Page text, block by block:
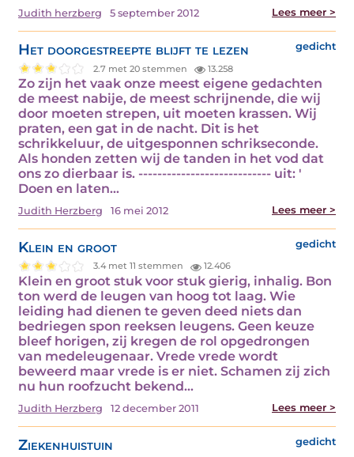
Judith herzberg 5 september 2012 Lees meer >
Het doorgestreepte blijft te lezen gedicht
2.7 met 20 stemmen 13.258
Zo zijn het vaak onze meest eigene gedachten
de meest nabije, de meest schrijnende, die wij
door moeten strepen, uit moeten krassen. Wij
praten, een gat in de nacht. Dit is het
schrikkeluur, de uitgesponnen schrikseconde.
Als honden zetten wij de tanden in het vod dat
ons zo dierbaar is. ---------------------------- uit: '
Doen en laten…
Judith Herzberg 16 mei 2012 Lees meer >
Klein en groot gedicht
3.4 met 11 stemmen 12.406
Klein en groot stuk voor stuk gierig, inhalig. Bon
ton werd de leugen van hoog tot laag. Wie
leiding had dienen te geven deed niets dan
bedriegen spon reeksen leugens. Geen keuze
bleef horigen, zij kregen de rol opgedrongen
van medeleugenaar. Vrede vrede wordt
beweerd maar vrede is er niet. Schamen zij zich
nu hun roofzucht bekend…
Judith Herzberg 12 december 2011 Lees meer >
Ziekenhuistuin gedicht